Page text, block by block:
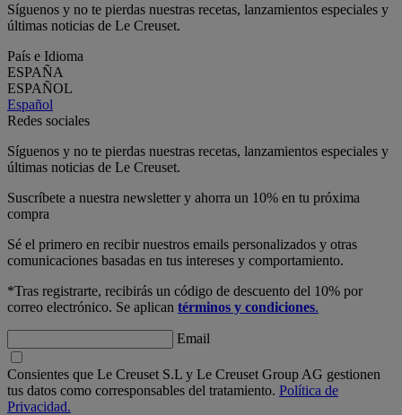
Síguenos y no te pierdas nuestras recetas, lanzamientos especiales y
últimas noticias de Le Creuset.
País e Idioma
ESPAÑA
ESPAÑOL
Español
Redes sociales
Síguenos y no te pierdas nuestras recetas, lanzamientos especiales y
últimas noticias de Le Creuset.
Suscríbete a nuestra newsletter y ahorra un 10% en tu próxima
compra
Sé el primero en recibir nuestros emails personalizados y otras
comunicaciones basadas en tus intereses y comportamiento.
*Tras registrarte, recibirás un código de descuento del 10% por
correo electrónico. Se aplican términos y condiciones.
Email
Consientes que Le Creuset S.L y Le Creuset Group AG gestionen
tus datos como corresponsables del tratamiento. Política de
Privacidad.